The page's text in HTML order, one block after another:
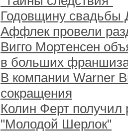
Годовщину
Аффлек провели
Вигго Мортенсен
в больших
В компании Warner
сокращения
Колин Ферт получил
"Молодой Шерлок"